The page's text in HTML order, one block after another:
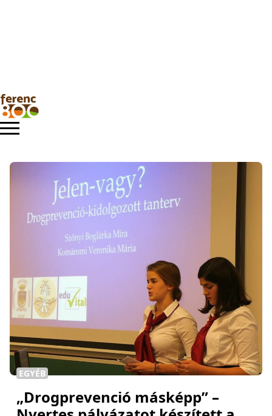
EGYÉB
„Drogprevenció másképp” –